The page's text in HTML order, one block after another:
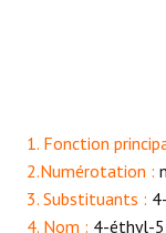
1. Fonction
2.Numérotation :
3. Substituants :
4. Nom : 4-éthyl-